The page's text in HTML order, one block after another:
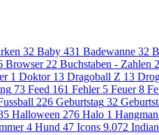
32 Baby 431 Badewanne 32
Browser 22 Buchstaben - Zahlen
1 Doktor 13 Dragoball Z 13
73 Feed 161 Fehler 5 Feuer 8
226 Geburtstag 32
Halloween 276 Halo 1 Hangman
4 Hund 47 Icons 9.072